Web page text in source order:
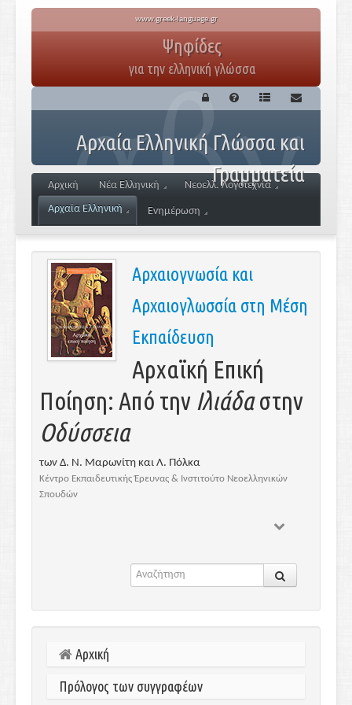
www.greek-language.gr
Ψηφίδες
για την ελληνική γλώσσα
Αρχαία Ελληνική Γλώσσα και
Γραμματεία
Αρχική Νέα Ελληνική
Νεοελλ. Λογοτεχνία
Αρχαία Ελληνική
Ενημέρωση
Αρχαιογνωσία και
Αρχαιογλωσσία στη Μέση
Εκπαίδευση
Αρχαϊκή Επική
Ποίηση: Από την Ιλιάδαστην
Οδύσσεια
των Δ. Ν. Μαρωνίτη και Λ. Πόλκα
Κέντρο Εκπαιδευτικής Έρευνας & Ινστιτούτο Νεοελληνικών
Σπουδών
Αρχική
Πρόλογος των συγγραφέων